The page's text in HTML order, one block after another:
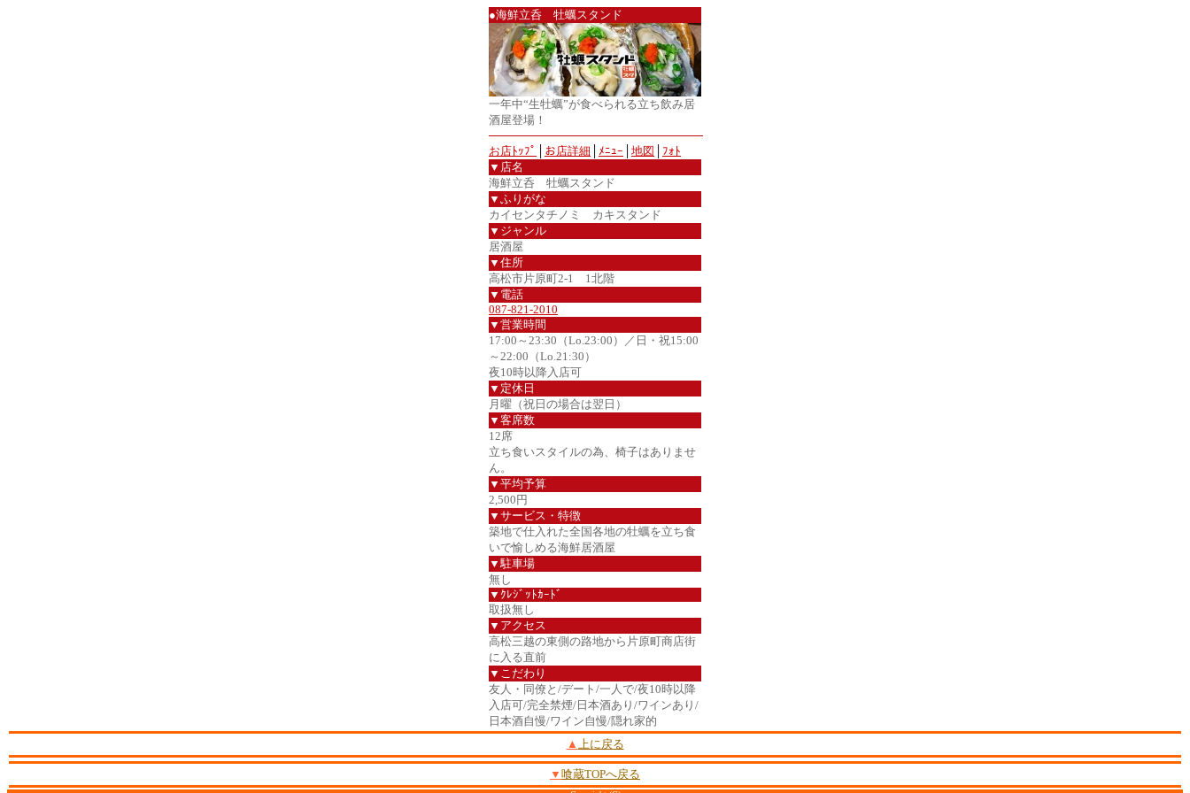
●海鮮立呑 牡蠣スタンド
一年中“生牡蠣”が食べられる立ち飲み居
酒屋登場！
お店ﾄｯﾌﾟ お店詳細 ﾒﾆｭｰ 地図
ﾌｫﾄ
▼店名
海鮮立呑 牡蠣スタンド
▼ふりがな
カイセンタチノミ カキスタンド
▼ジャンル
居酒屋
▼住所
高松市片原町2-1 1北階
▼電話
087-821-2010
▼営業時間
17:00～23:30（Lo.23:00）／日・祝15:00
～22:00（Lo.21:30）
夜10時以降入店可
▼定休日
月曜（祝日の場合は翌日）
▼客席数
12席
立ち食いスタイルの為、椅子はありませ
ん。
▼平均予算
2,500円
▼サービス・特徴
築地で仕入れた全国各地の牡蠣を立ち食
いで愉しめる海鮮居酒屋
▼駐車場
無し
▼ｸﾚｼﾞｯﾄｶｰﾄﾞ
取扱無し
▼アクセス
高松三越の東側の路地から片原町商店街
に入る直前
▼こだわり
友人・同僚と/デート/一人で/夜10時以降
入店可/完全禁煙/日本酒あり/ワインあり/
日本酒自慢/ワイン自慢/隠れ家的
▲ 上に戻る
▼ 喰蔵TOPへ戻る